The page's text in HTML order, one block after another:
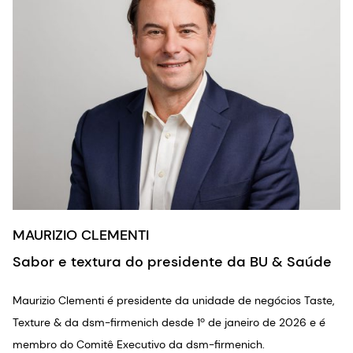
MAURIZIO CLEMENTI
Sabor e textura do presidente da BU & Saúde
Maurizio Clementi é presidente da unidade de negócios Taste,
Texture & da dsm-firmenich desde 1º de janeiro de 2026 e é
membro do Comitê Executivo da dsm-firmenich.